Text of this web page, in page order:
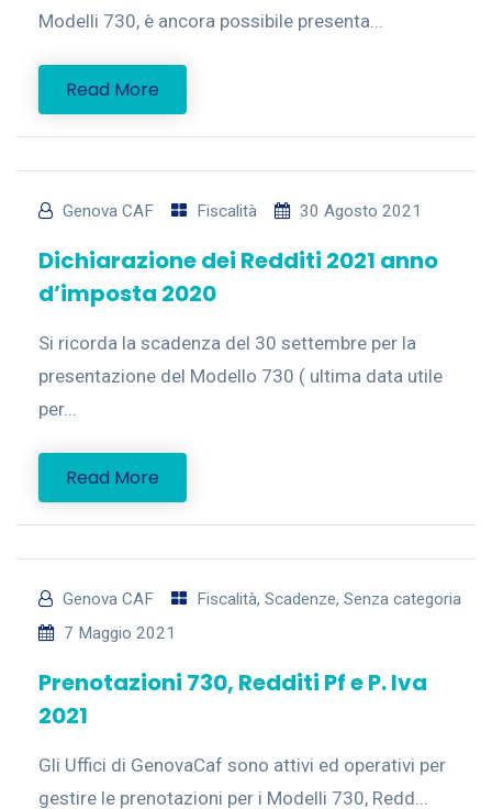
Modelli 730, è ancora possibile presenta...
Read More
Genova CAF Fiscalità 30 Agosto 2021
Dichiarazione dei Redditi 2021 anno
d’imposta 2020
Si ricorda la scadenza del 30 settembre per la
presentazione del Modello 730 ( ultima data utile
per...
Read More
Genova CAF Fiscalità, Scadenze, Senza categoria
7 Maggio 2021
Prenotazioni 730, Redditi Pf e P. Iva
2021
Gli Uffici di GenovaCaf sono attivi ed operativi per
gestire le prenotazioni per i Modelli 730, Redd...